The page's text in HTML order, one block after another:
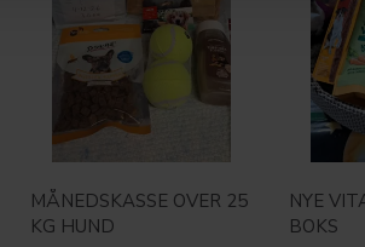
MÅNEDSKASSE OVER 25
KG HUND
NYE
BOKS